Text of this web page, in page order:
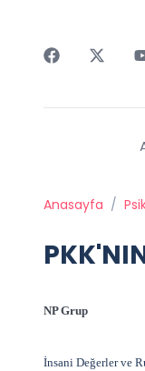
Anasayfa /
NP Grup
İnsani Değerler ve